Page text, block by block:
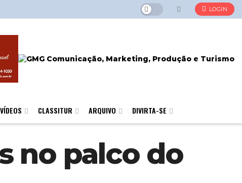
LOGIN
VÍDEOS CLASSITUR ARQUIVO DIVIRTA-SE
no palco do